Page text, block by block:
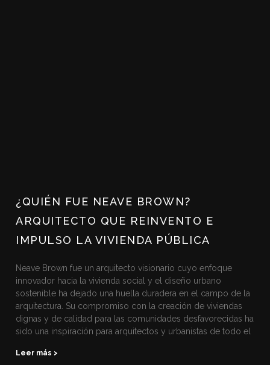
¿QUIÉN FUE NEAVE BROWN?
ARQUITECTO QUE REINVENTO E
IMPULSO LA VIVIENDA PÚBLICA
Neave Brown fue un arquitecto visionario cuyo enfoque
innovador hacia la vivienda social y el diseño urbano
sostenible ha dejado una huella duradera en el campo de la
arquitectura. Su compromiso con la creación de viviendas
dignas y de calidad para las comunidades desfavorecidas ha
sido una inspiración para arquitectos y urbanistas de todo el
Leer más >